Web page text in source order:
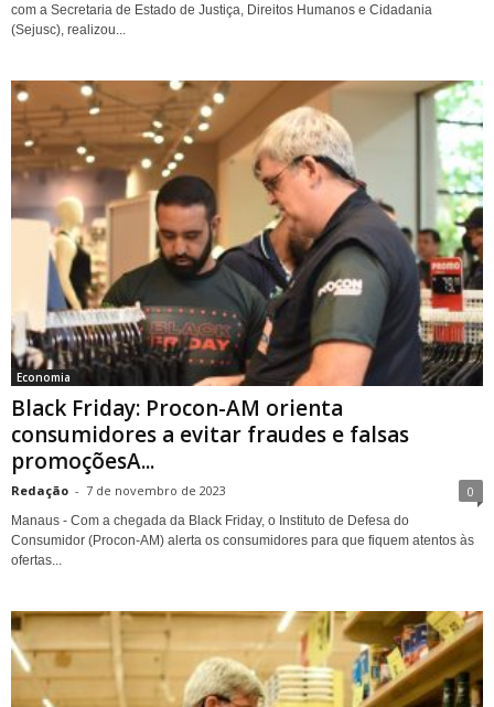
com a Secretaria de Estado de Justiça, Direitos Humanos e Cidadania
(Sejusc), realizou...
Economia
Black Friday: Procon-AM orienta
consumidores a evitar fraudes e falsas
promoçõesA...
Redação - 7 de novembro de 2023 0
Manaus - Com a chegada da Black Friday, o Instituto de Defesa do
Consumidor (Procon-AM) alerta os consumidores para que fiquem atentos às
ofertas...